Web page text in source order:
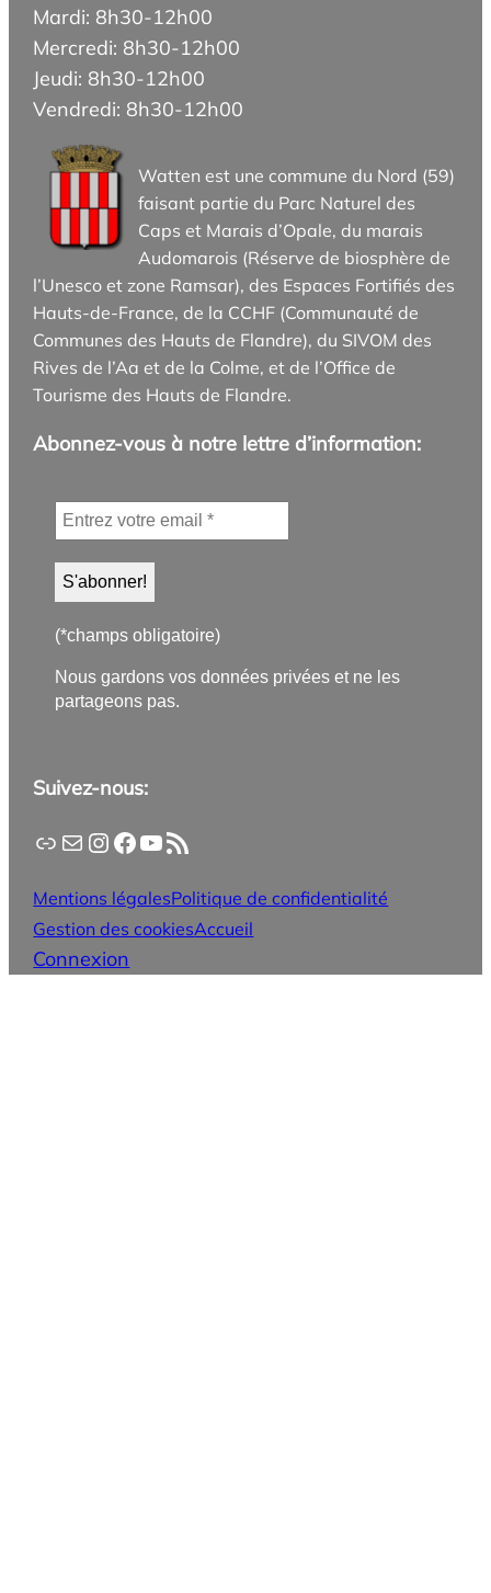
Mardi: 8h30-12h00
Mercredi: 8h30-12h00
Jeudi: 8h30-12h00
Vendredi: 8h30-12h00
Watten est une commune du Nord (59)
faisant partie du Parc Naturel des
Caps et Marais d’Opale, du marais
Audomarois (Réserve de biosphère de
l’Unesco et zone Ramsar), des Espaces Fortifiés des
Hauts-de-France, de la CCHF (Communauté de
Communes des Hauts de Flandre), du SIVOM des
Rives de l’Aa et de la Colme, et de l’Office de
Tourisme des Hauts de Flandre.
Abonnez-vous à notre lettre d’information:
(*champs obligatoire)
Nous gardons vos données privées et ne les
partageons pas.
Suivez-nous:
Application PanneauPocket
Lettre d'information
Instagram
Facebook
YouTube
Flux RSS
Mentions légalesPolitique de confidentialité
Gestion des cookiesAccueil
Connexion